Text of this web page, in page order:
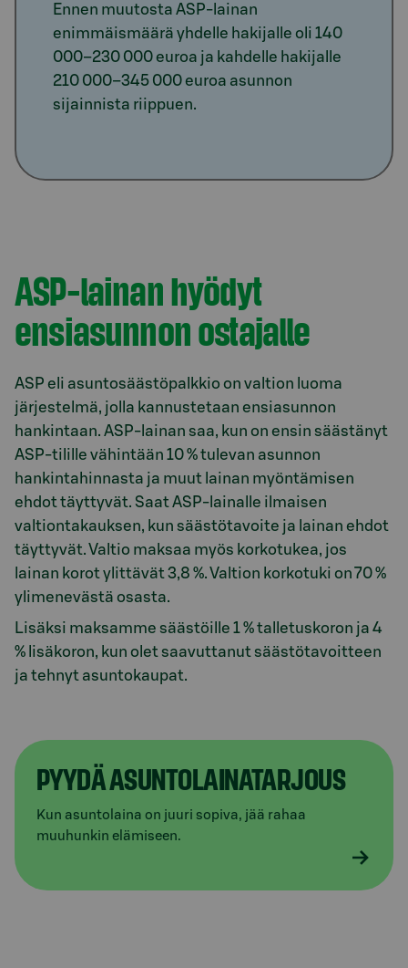
Ennen muutosta ASP-lainan
enimmäismäärä yhdelle hakijalle oli 140
000–230 000 euroa ja kahdelle hakijalle
210 000–345 000 euroa asunnon
sijainnista riippuen.
ASP-lainan hyödyt
ensiasunnon ostajalle
ASP eli asuntosäästöpalkkio on valtion luoma
järjestelmä, jolla kannustetaan ensiasunnon
hankintaan. ASP-lainan saa, kun on ensin säästänyt
ASP-tilille vähintään 10 % tulevan asunnon
hankintahinnasta ja muut lainan myöntämisen
ehdot täyttyvät. Saat ASP-lainalle ilmaisen
valtiontakauksen, kun säästötavoite ja lainan ehdot
täyttyvät. Valtio maksaa myös korkotukea, jos
lainan korot ylittävät 3,8 %. Valtion korkotuki on 70 %
ylimenevästä osasta.
Lisäksi maksamme säästöille 1 % talletuskoron ja 4
% lisäkoron, kun olet saavuttanut säästötavoitteen
ja tehnyt asuntokaupat.
PYYDÄ ASUNTOLAINATARJOUS
Kun asuntolaina on juuri sopiva, jää rahaa
muuhunkin elämiseen.